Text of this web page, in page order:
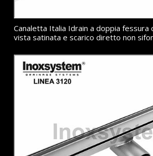
Canaletta Italia Idrain a doppia fessura
vista satinata e scarico diretto non